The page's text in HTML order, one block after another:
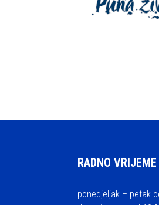
RADNO VRIJEME
ponedjeljak – petak